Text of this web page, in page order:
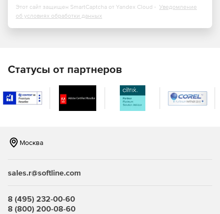
Можно создавать как простые публикации, например,
поздравительные открытки и этикетки, так и более
Этот сайт защищен SmartCaptcha от Yandex Cloud - Уведомление
об условиях обработки данных
Статусы от партнеров
Москва
sales.r@softline.com
8 (495) 232-00-60
8 (800) 200-08-60